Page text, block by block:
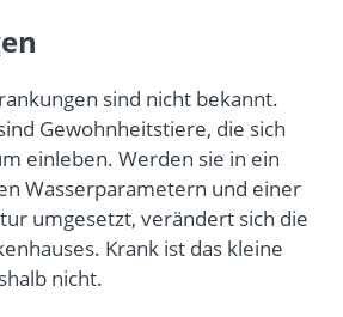
sind nicht bekannt.
Gewohnheitstiere, die sich
einleben. Werden sie in ein
Wasserparametern und einer
umgesetzt, verändert sich die
Krank ist das kleine
nicht.